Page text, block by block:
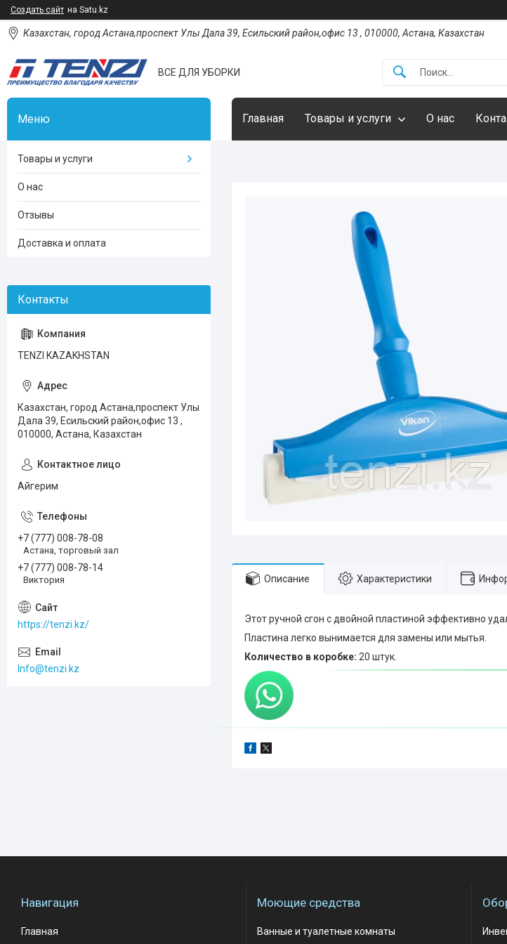
Создать сайт на Satu.kz
Казахстан, город Астана,проспект Улы Дала 39, Есильский район,офис 13 , 010000, Астана, Казахстан
ВСЕ ДЛЯ УБОРКИ
Главная Товары и услуги О нас
Описание Характеристики
Этот ручной сгон с двойной пластиной эффективно
Пластина легко вынимается для замены или мытья.
Количество в коробке: 20 штук.
Товары и услуги
О нас
Отзывы
Доставка и оплата
TENZI KAZAKHSTAN
Казахстан, город Астана,проспект Улы
Дала 39, Есильский район,офис 13 ,
010000, Астана, Казахстан
Айгерим
+7 (777) 008-78-08
Астана, торговый зал
+7 (777) 008-78-14
Виктория
https://tenzi.kz/
Info@tenzi.kz
Навигация
Главная
Моющие средства
Ванные и туалетные комнаты